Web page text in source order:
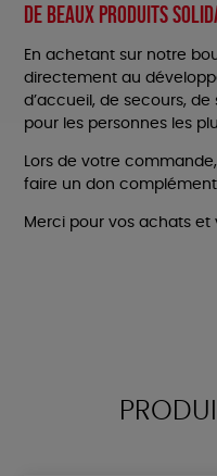
De beaux produits
En achetant sur notre
directement au
d’accueil, de secours,
pour les personnes les
Lors de votre
faire un don
Merci pour vos achats